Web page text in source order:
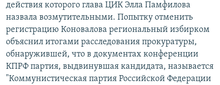
действия которого глава ЦИК Элла Памфилова
назвала возмутительными. Попытку отменить
регистрацию Коновалова региональный избирком
объяснил итогами расследования прокуратуры,
обнаружившей, что в документах конференции
КПРФ партия, выдвинувшая кандидата, называется
"Коммунистическая партия Российской Федерации